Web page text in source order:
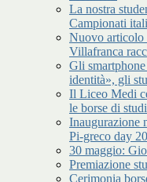
La nostra
Campionati
Nuovo
Villafranca
Gli
identità», gli
Il Liceo Medi
le borse di
Inaugurazione
Pi-greco day
30 maggio:
Premiazione
Cerimonia